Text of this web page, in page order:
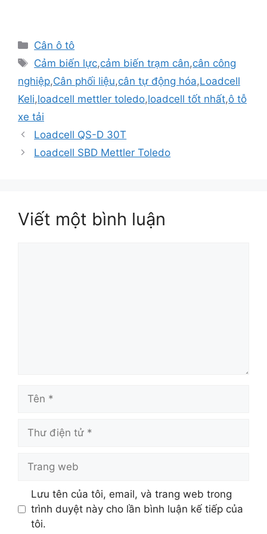
Danh
mục
Cân ô tô
Thẻ
Cảm biến lực,cảm biến trạm cân,cân công
nghiệp,Cân phối liệu,cân tự động hóa,Loadcell
Keli,loadcell mettler toledo,loadcell tốt nhất,ô tỗ
xe tải
Điều
hướng
Loadcell QS-D 30T
Loadcell SBD Mettler Toledo
Viết một bình luận
Tên
Thư
Trang
Lưu tên của tôi, email, và trang web trong
trình duyệt này cho lần bình luận kế tiếp của
tôi.